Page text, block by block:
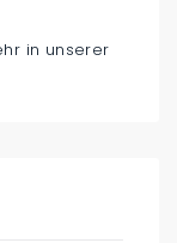
in unserer